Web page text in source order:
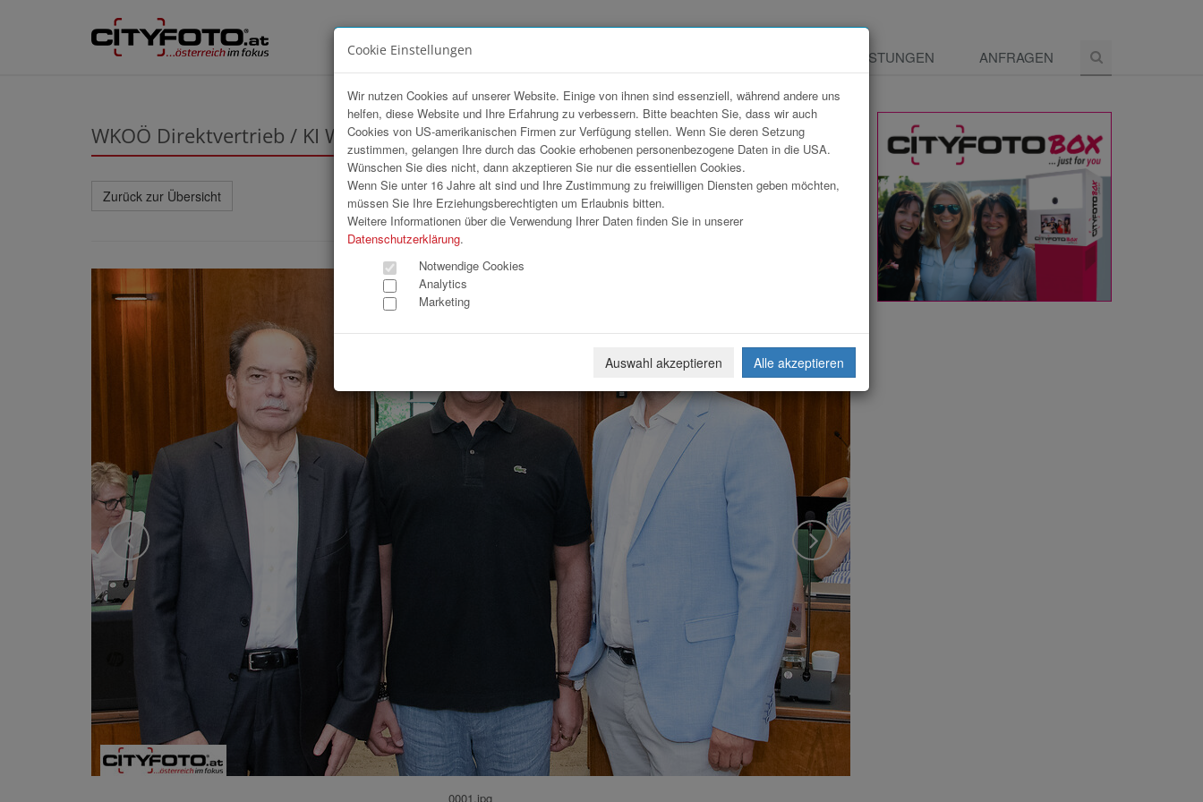
LEISTUNGEN ANFRAGEN
WKOÖ Direktvertrieb / KI Workshop
Zurück zur Übersicht Download Weiterleiten
0001.jpg
Cookie Einstellungen
Wir nutzen Cookies auf unserer Website. Einige von ihnen sind essenziell, während andere uns
helfen, diese Website und Ihre Erfahrung zu verbessern. Bitte beachten Sie, dass wir auch
Cookies von US-amerikanischen Firmen zur Verfügung stellen. Wenn Sie deren Setzung
zustimmen, gelangen Ihre durch das Cookie erhobenen personenbezogene Daten in die USA.
Wünschen Sie dies nicht, dann akzeptieren Sie nur die essentiellen Cookies.
Wenn Sie unter 16 Jahre alt sind und Ihre Zustimmung zu freiwilligen Diensten geben möchten,
müssen Sie Ihre Erziehungsberechtigten um Erlaubnis bitten.
Weitere Informationen über die Verwendung Ihrer Daten finden Sie in unserer
Datenschutzerklärung.
Notwendige Cookies
Analytics
Marketing
Auswahl akzeptieren Alle akzeptieren